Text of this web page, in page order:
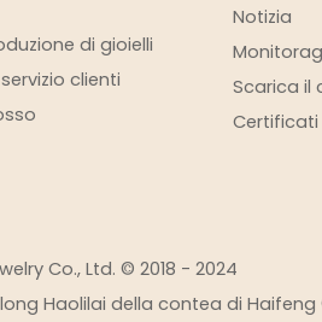
di gioielli
clienti
Notizia
Scarica il
Certificati
Co., Ltd. © 2018 - 2024
Haolilai della contea di